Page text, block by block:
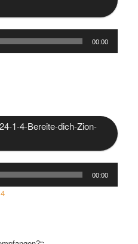
00:00
1-4-Bereite-dich-Zion-
00:00